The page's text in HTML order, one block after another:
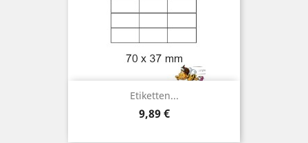
Etiketten...
Preis
9,89 €